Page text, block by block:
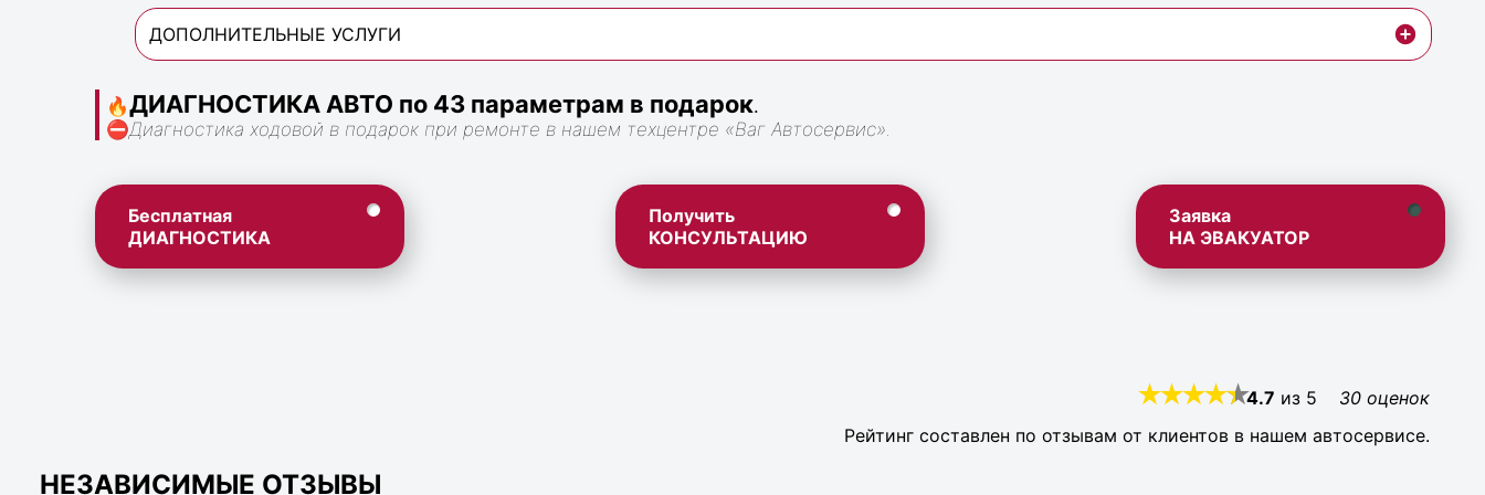
ДОПОЛНИТЕЛЬНЫЕ УСЛУГИ
🔥ДИАГНОСТИКА АВТО по 43 параметрам в подарок.
⛔Диагностика ходовой в подарок при ремонте в нашем техцентре «Ваг Автосервис».
Бесплатная
ДИАГНОСТИКА
Получить
КОНСУЛЬТАЦИЮ
Заявка
НА ЭВАКУАТОР
4.7 из 5 30 оценок
Рейтинг составлен по отзывам от клиентов в нашем автосервисе.
НЕЗАВИСИМЫЕ ОТЗЫВЫ